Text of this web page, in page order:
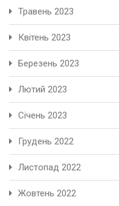
Травень 2023
Квітень 2023
Березень 2023
Лютий 2023
Січень 2023
Грудень 2022
Листопад 2022
Жовтень 2022